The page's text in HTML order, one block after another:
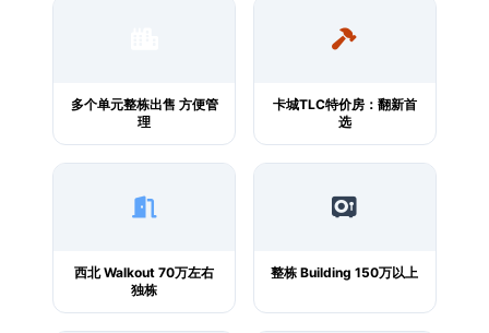
多个单元整栋出售 方便管
理
卡城TLC特价房：翻新首
选
西北 Walkout 70万左右
独栋
整栋 Building 150万以上